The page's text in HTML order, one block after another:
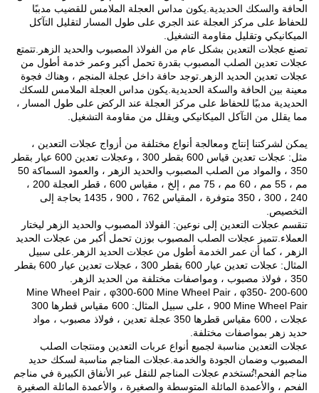
الحافة والسكك الحديدية.يكون مداس العجلة الملامس للقضيب مدببًا
للحفاظ على مركز العجلة عند الجري على طول المسار لتقليل التآكل
الميكانيكي وتقليل مقاومة التشغيل.
تصنع عجلات التعدين بشكل عام من الفولاذ المصبوب والحديد الزهر.تتمتع
عجلات تعدين الصلب المصبوب بقدرة تحمل أكبر وعمر خدمة أطول من
عجلات تعدين الحديد الزهر.توجد حافة داخل عجلة المنجم ، وهناك فجوة
معينة بين الحافة والسكة الحديدية.يكون مداس العجلة الملامس للسكك
الحديدية مدببًا للحفاظ على مركز العجلة عند الركض على طول المسار ،
مما يقلل من التآكل الميكانيكي ويقلل من مقاومة التشغيل.
يمكن لشركتنا إنتاج ومعالجة أنواع مختلفة من أزواج عجلات التعدين ،
مثل: عجلات تعدين قياس 600 بقطر 300 ، وعجلات تعدين 600 عيار بقطر
350 ، والمواد من الصلب المصبوب والحديد الزهر ، والعمود السماكة 50
مم ، 55 مم ، 60 مم ، 75 مم ، إلخ ، مقياس 600 ، قطر العجلة 200 ،
240 ، 300 ، 350 متوفرة ، المقياس 762 ، 900 ، 1435 بحاجة إلى
التخصيص.
تنقسم عجلات التعدين إلى نوعين: الفولاذ المصبوب والحديد الزهر ليختار
العملاء.تتميز عجلات الصلب المصبوب بوزن تحمل أكبر من عجلات الحديد
الزهر ، كما أن عمر الخدمة أطول من عجلات الحديد الزهر.على سبيل
المثال: عجلات تعدين عيار 600 بقطر 300 ، عجلات تعدين عيار 600 بقطر
350 ، فولاذ مصبوب ، ومواصفات مختلفة من الحديد الزهر.
200-600 Mine Wheel Pair ، φ300-600 Mine Wheel Pair ، φ350-
900 Mine Wheel Pair ، على سبيل المثال: 600 مقياس قطرها 300
عجلات ، 600 مقياس قطرها 350 عجلة تعدين ، فولاذ مصبوب ، مواد
حديد زهر بمواصفات مختلفة.
عجلات التعدين مناسبة لجميع أنواع عربات التعدين ومنتجات الصلب
المصبوب وضمان الجودة والخدمة.عجلات المناجم مناسبة لسكك حديد
مناجم الفحم!تُستخدم عجلات المناجم للنقل عبر الأنفاق الكبيرة في مناجم
الفحم ، والأعمدة المائلة المتوسطة والصغيرة ، والأعمدة المائلة الصغيرة